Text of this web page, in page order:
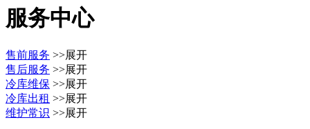
服务中心
售前服务 >>展开
售后服务 >>展开
冷库维保 >>展开
冷库出租 >>展开
维护常识 >>展开